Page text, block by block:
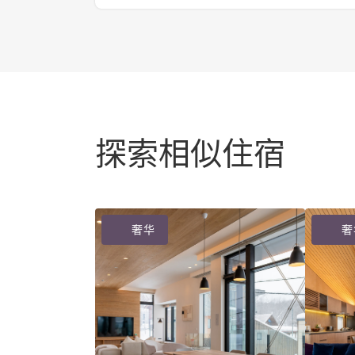
探索相似住宿
奢华